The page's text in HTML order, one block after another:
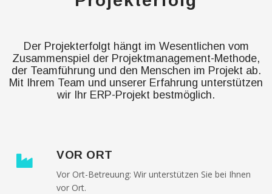
Der Projekterfolgt hängt im Wesentlichen vom
Zusammenspiel der Projektmanagement-Methode,
der Teamführung und den Menschen im Projekt ab.
Mit Ihrem Team und unserer Erfahrung unterstützen
wir Ihr ERP-Projekt bestmöglich.
VOR ORT
Vor Ort-Betreuung: Wir unterstützen Sie bei Ihnen
vor Ort.